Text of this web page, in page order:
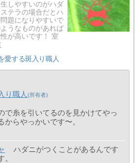
しやすいのがハダ
テラの場合だとハ
題になりやすいで
うなものがあれば
が高いです！ 室
愛する斑入り職人
り職人
で糸を引いてるのを見かけてやっ
からやっかいです〜。
ハダニがつくことがあるんです
。